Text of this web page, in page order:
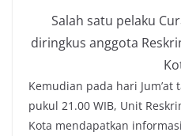
Salah satu pelaku
diringkus anggota
Kemudian pada hari Jum’at
pukul 21.00 WIB, Unit
Kota mendapatkan